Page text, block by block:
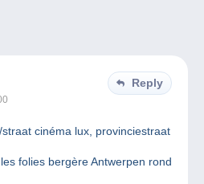
Reply
cinéma lux, provinciestraat
folies bergère Antwerpen rond